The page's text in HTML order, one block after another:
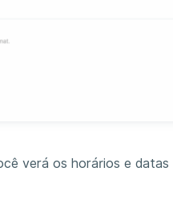
verá os horários e